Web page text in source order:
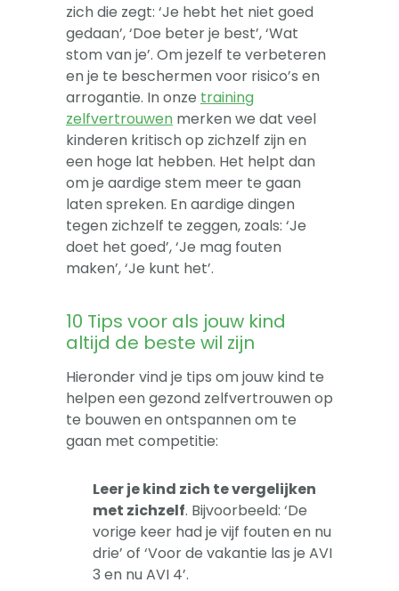
zich die zegt: ‘Je hebt het niet goed
gedaan’, ‘Doe beter je best’, ‘Wat
stom van je’. Om jezelf te verbeteren
en je te beschermen voor risico’s en
arrogantie. In onze training
zelfvertrouwen merken we dat veel
kinderen kritisch op zichzelf zijn en
een hoge lat hebben. Het helpt dan
om je aardige stem meer te gaan
laten spreken. En aardige dingen
tegen zichzelf te zeggen, zoals: ‘Je
doet het goed’, ‘Je mag fouten
maken’, ‘Je kunt het’.
10 Tips voor als jouw kind
altijd de beste wil zijn
Hieronder vind je tips om jouw kind te
helpen een gezond zelfvertrouwen op
te bouwen en ontspannen om te
gaan met competitie:
Leer je kind zich te vergelijken
met zichzelf. Bijvoorbeeld: ‘De
vorige keer had je vijf fouten en nu
drie’ of ‘Voor de vakantie las je AVI
3 en nu AVI 4’.